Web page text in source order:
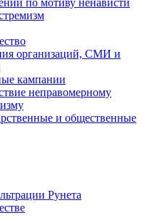
по мотиву ненависти
организаций, СМИ и
кампании
неправомерному
и общественные
Рунета